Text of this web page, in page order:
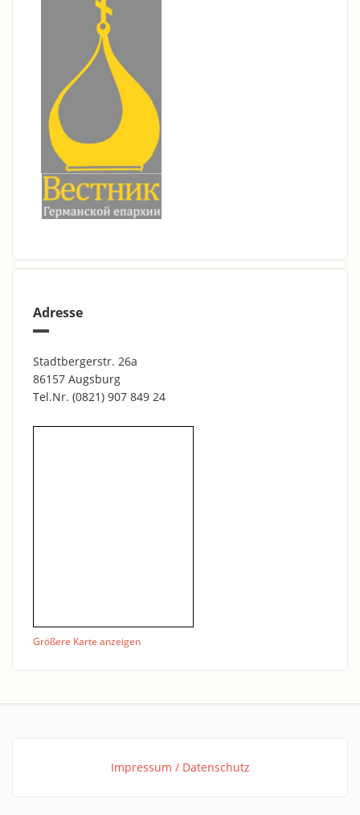
Adresse
Stadtbergerstr. 26a
86157 Augsburg
Tel.Nr. (0821) 907 849 24
Größere Karte anzeigen
Impressum / Datenschutz